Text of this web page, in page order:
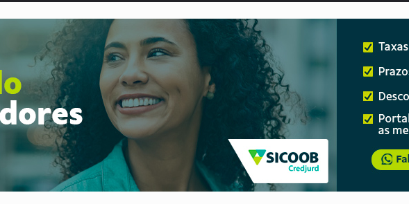
iniciais do ensino fundamental em Rondônia
ao Senado as contas ficaram mais difíceis
dez mortos em cinco dias na Bolívia
de multivacinação para crianças e adolescentes
faccionados que atacaram provedores de internet
o Crime apreende quase meia tonelada de maconha
água potável para comunidades do Baixo Madeira